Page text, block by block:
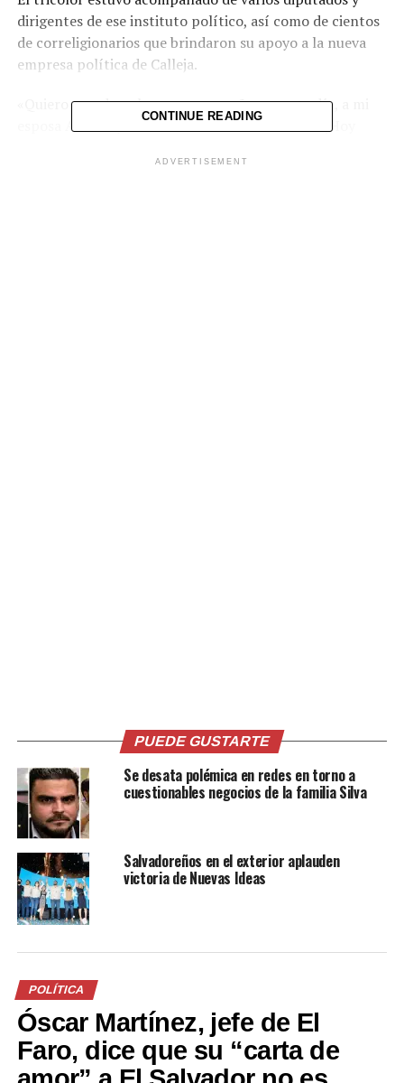
dirigentes de ese instituto político, así como de cientos
de correligionarios que brindaron su apoyo a la nueva
empresa política de Calleja.
«Quiero agradecerles por acompañarme este día, a mi
esposa Andrea y a mis hermanos nacionalistas. ¡Hoy
hacemos aquí en Ahuachapán!», reiteró Calleja.
Relacionado
Javier Simán correría por la
vicepresidencia de ARENA y
acompañaría a Carlos Calleja
¨La Gira del Triunfo¨ de
CONTINUE READING
ADVERTISEMENT
PUEDE GUSTARTE
Se desata polémica en redes en torno a
cuestionables negocios de la familia Silva
Salvadoreños en el exterior aplauden
victoria de Nuevas Ideas
POLÍTICA
Óscar Martínez, jefe de El
Faro, dice que su “carta de